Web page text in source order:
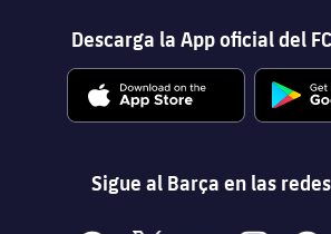
Descarga la App oficial del
Sigue al Barça en las